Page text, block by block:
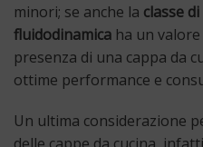
minori; se anche la classe
fluidodinamica ha un
presenza di una cappa da
ottime performance e
Un ultima considerazione